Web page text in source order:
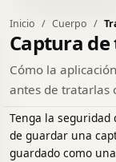
a tema oscuro
Inicio Cuerpo
Captura
Cómo la
antes de tratarlas
Tenga la seguridad
de guardar una
guardado como